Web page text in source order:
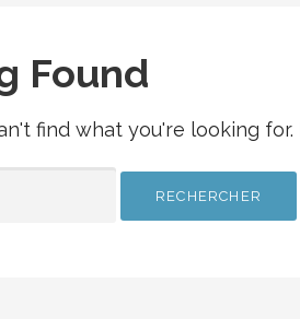
Found
find what you're looking